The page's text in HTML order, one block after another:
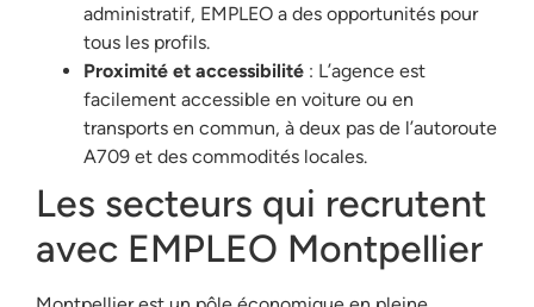
administratif, EMPLEO a des opportunités pour
tous les profils.
Proximité et accessibilité : L’agence est
facilement accessible en voiture ou en
transports en commun, à deux pas de l’autoroute
A709 et des commodités locales.
Les secteurs qui recrutent
avec EMPLEO Montpellier